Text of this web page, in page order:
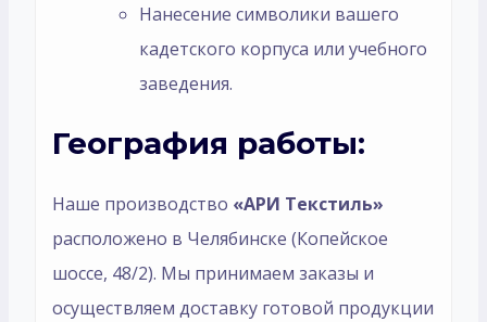
Нанесение символики вашего
кадетского корпуса или учебного
заведения.
География работы:
Наше производство «АРИ Текстиль»
расположено в Челябинске (Копейское
шоссе, 48/2). Мы принимаем заказы и
осуществляем доставку готовой продукции